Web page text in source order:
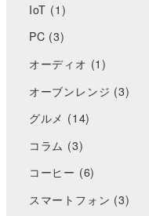
IoT (1)
PC (3)
オーディオ (1)
オーブンレンジ (3)
グルメ (14)
コラム (3)
コーヒー (6)
スマートフォン (3)